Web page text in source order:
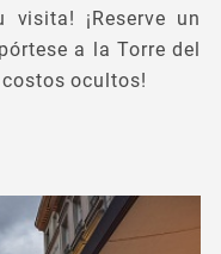
¡Reserve un
a la Torre del
ocultos!